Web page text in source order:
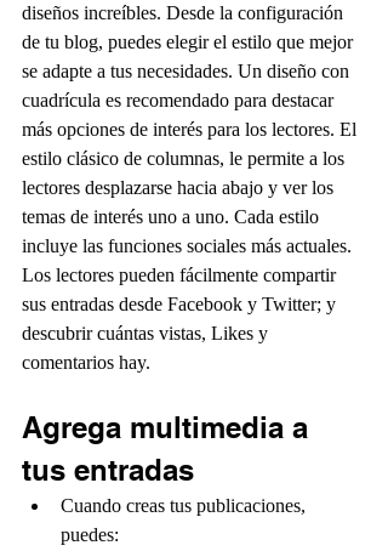
diseños increíbles. Desde la configuración
de tu blog, puedes elegir el estilo que mejor
se adapte a tus necesidades. Un diseño con
cuadrícula es recomendado para destacar
más opciones de interés para los lectores. El
estilo clásico de columnas, le permite a los
lectores desplazarse hacia abajo y ver los
temas de interés uno a uno. Cada estilo
incluye las funciones sociales más actuales.
Los lectores pueden fácilmente compartir
sus entradas desde Facebook y Twitter; y
descubrir cuántas vistas, Likes y
comentarios hay.
Agrega multimedia a
tus entradas
Cuando creas tus publicaciones,
puedes: